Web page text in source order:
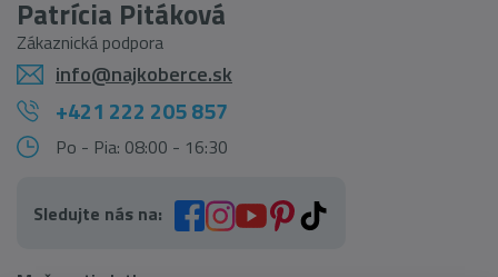
Patrícia Pitáková
Zákaznická podpora
info@najkoberce.sk
+421 222 205 857
Po - Pia: 08:00 - 16:30
Sledujte nás na: